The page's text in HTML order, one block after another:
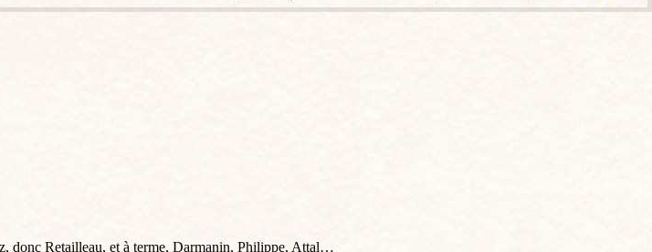
Retailleau, et à terme, Darmanin, Philippe, Attal…